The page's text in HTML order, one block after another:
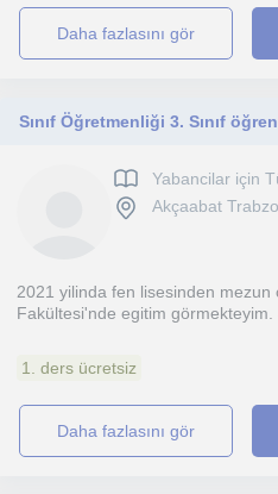
daha fazlasını gör
Yabancilar için
Akçaabat
2021 yilinda fen lisesinden
Fakültesi'nde egitim görmekteyim.
1. ders ücretsiz
daha fazlasını gör